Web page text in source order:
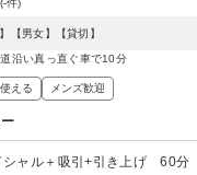
(-件)
【男女】【貸切】
沿い真っ直ぐ車で10分
える メンズ歓迎
シャル＋吸引+引き上げ 60分